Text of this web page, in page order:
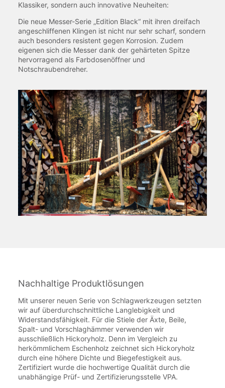
Klassiker, sondern auch innovative Neuheiten:
Die neue Messer-Serie „Edition Black“ mit ihren dreifach
angeschliffenen Klingen ist nicht nur sehr scharf, sondern
auch besonders resistent gegen Korrosion. Zudem
eigenen sich die Messer dank der gehärteten Spitze
hervorragend als Farbdosenöffner und
Notschraubendreher.
Nachhaltige Produktlösungen
Mit unserer neuen Serie von Schlagwerkzeugen setzten
wir auf überdurchschnittliche Langlebigkeit und
Widerstandsfähigkeit. Für die Stiele der Äxte, Beile,
Spalt- und Vorschlaghämmer verwenden wir
ausschließlich Hickoryholz. Denn im Vergleich zu
herkömmlichem Eschenholz zeichnet sich Hickoryholz
durch eine höhere Dichte und Biegefestigkeit aus.
Zertifiziert wurde die hochwertige Qualität durch die
unabhängige Prüf- und Zertifizierungsstelle VPA.